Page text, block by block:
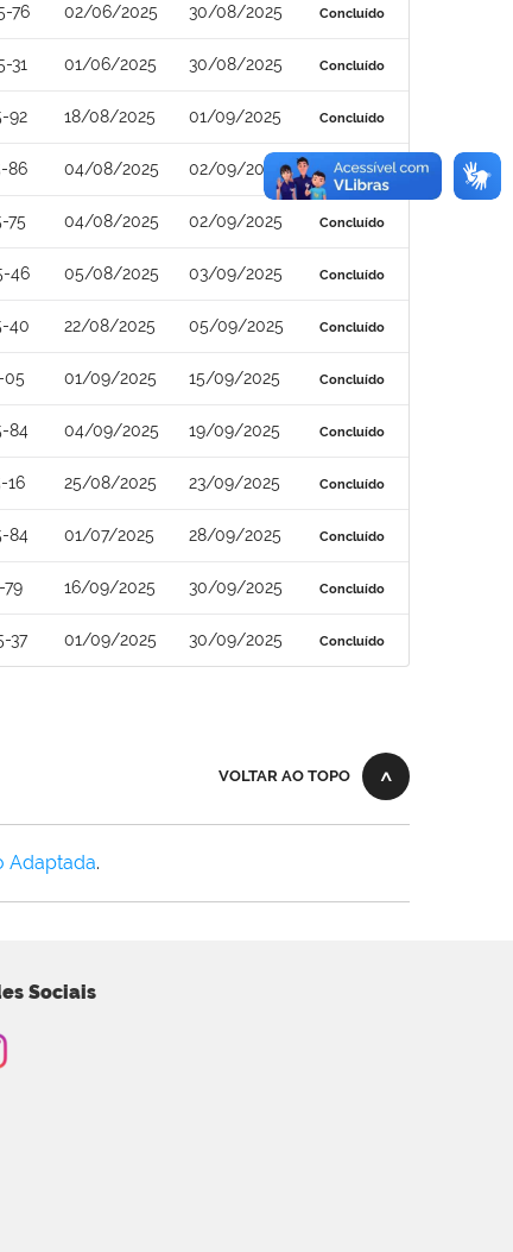
76 02/06/2025 30/08/2025 Concluído
31 01/06/2025 30/08/2025 Concluído
92 18/08/2025 01/09/2025 Concluído
86 04/08/2025 02/09/2025 Concluído
75 04/08/2025 02/09/2025 Concluído
46 05/08/2025 03/09/2025 Concluído
40 22/08/2025 05/09/2025 Concluído
05 01/09/2025 15/09/2025 Concluído
84 04/09/2025 19/09/2025 Concluído
16 25/08/2025 23/09/2025 Concluído
84 01/07/2025 28/09/2025 Concluído
79 16/09/2025 30/09/2025 Concluído
37 01/09/2025 30/09/2025 Concluído
VOLTAR AO TOPO
Adaptada.
Sociais